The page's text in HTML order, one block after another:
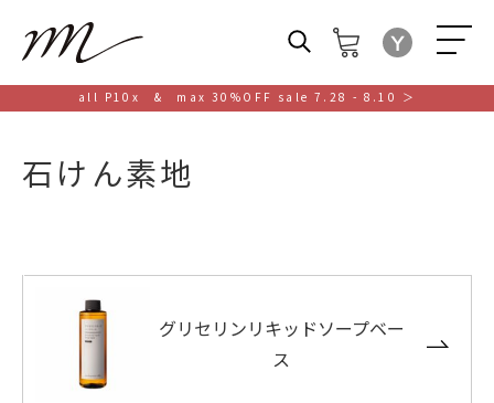
all P10x & max 30%OFF sale 7.28 - 8.10 ＞
石けん素地
グリセリンリキッドソープベー
ス